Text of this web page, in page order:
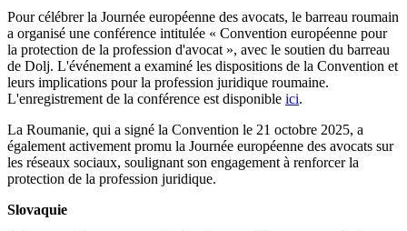
Pour célébrer la Journée européenne des avocats, le barreau roumain
a organisé une conférence intitulée « Convention européenne pour
la protection de la profession d'avocat », avec le soutien du barreau
de Dolj. L'événement a examiné les dispositions de la Convention et
leurs implications pour la profession juridique roumaine.
L'enregistrement de la conférence est disponible ici.
La Roumanie, qui a signé la Convention le 21 octobre 2025, a
également activement promu la Journée européenne des avocats sur
les réseaux sociaux, soulignant son engagement à renforcer la
protection de la profession juridique.
Slovaquie